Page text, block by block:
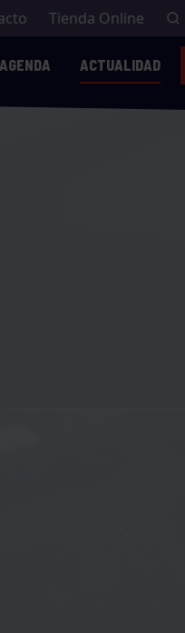
Tienda Online
AGENDA ACTUALIDAD